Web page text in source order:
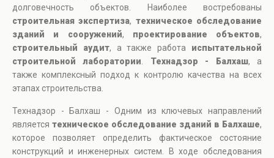
долговечность объектов. Наиболее востребованы
строительная экспертиза, техническое обследование
зданий и сооружений, проектирование объектов,
строительный аудит, а также работа испытательной
строительной лаборатории
Технадзор - Балхаш, а
также комплексный подход к контролю качества на всех
этапах строительства.
Технадзор - Балхаш - Одним из ключевых направлений
является техническое обследование зданий в Балхаше,
которое позволяет определить фактическое состояние
конструкций и инженерных систем. В ходе обследования